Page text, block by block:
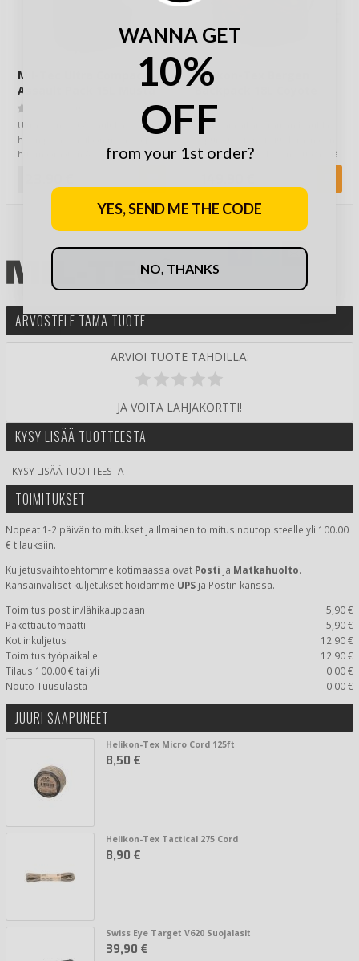
Mil-Tec Ultra Compact
Assault Pack 15L Musta
Ultra Compact Assault Pack on
hyvin pieneen tilaan menevä ja
huomaamaton Assault Reppu Mil-
Helikon-Tex Bergen
Backpack 18L Coyote
Helikonin aikaisemman Matilda -
tultu johtopäätökseen, että hyviä
ARVOSTELE TÄMÄ TUOTE
ARVIOI TUOTE TÄHDILLÄ:
JA VOITA LAHJAKORTTI!
KYSY LISÄÄ TUOTTEESTA
KYSY LISÄÄ TUOTTEESTA
TOIMITUKSET
Nopeat 1-2 päivän toimitukset ja Ilmainen toimitus noutopisteelle yli 100.00
€ tilauksiin.
Kuljetusvaihtoehtomme kotimaassa ovat Posti ja Matkahuolto.
Kansainväliset kuljetukset hoidamme UPS ja Postin kanssa.
Toimitus postiin/lähikauppaan
5,90 €
Pakettiautomaatti
5,90 €
Kotiinkuljetus
12.90 €
Toimitus työpaikalle
12.90 €
Tilaus 100.00 € tai yli
0.00 €
Nouto Tuusulasta
0.00 €
JUURI SAAPUNEET
Helikon-Tex Micro Cord 125ft
8,50 €
Helikon-Tex Tactical 275 Cord
8,90 €
Swiss Eye Target V620 Suojalasit
39,90 €
WANNA GET
10%
OFF
from your 1st order?
YES, SEND ME THE CODE
NO, THANKS